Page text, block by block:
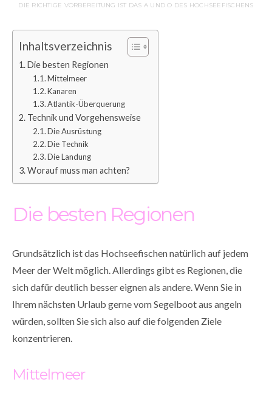
DIE RICHTIGE VORBEREITUNG IST DAS A UND O DES HOCHSEEFISCHENS
Inhaltsverzeichnis
Die besten Regionen
Mittelmeer
Kanaren
Atlantik-Überquerung
Technik und Vorgehensweise
Die Ausrüstung
Die Technik
Die Landung
Worauf muss man achten?
Die besten Regionen
Grundsätzlich ist das Hochseefischen natürlich auf jedem
Meer der Welt möglich. Allerdings gibt es Regionen, die
sich dafür deutlich besser eignen als andere. Wenn Sie in
Ihrem nächsten Urlaub gerne vom Segelboot aus angeln
würden, sollten Sie sich also auf die folgenden Ziele
konzentrieren.
Mittelmeer